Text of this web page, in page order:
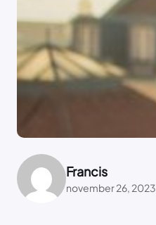
Francis
november 26, 2023